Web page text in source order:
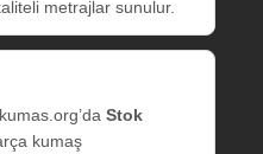
metrajlar sunulur.
Stok
kumaş